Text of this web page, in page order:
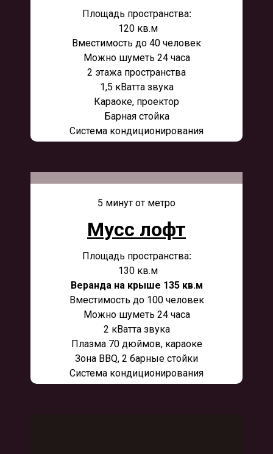
Площадь пространства:
120 кв.м
Вместимость до 40 человек
Можно шуметь 24 часа
2 этажа пространства
1,5 кВатта звука
Караоке, проектор
Барная стойка
Система кондиционирования
5 минут от метро
Мусс лофт
Площадь пространства:
130 кв.м
Веранда на крыше 135 кв.м
Вместимость до 100 человек
Можно шуметь 24 часа
2 кВатта звука
Плазма 70 дюймов, караоке
Зона BBQ, 2 барные стойки
Система кондиционирования